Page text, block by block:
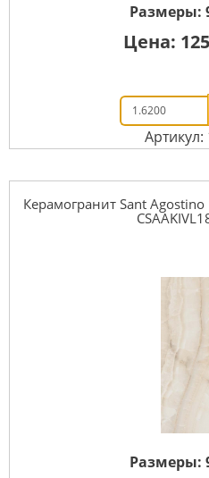
Размеры:
Цена:
Артикул:
Керамогранит Sant
Размеры: